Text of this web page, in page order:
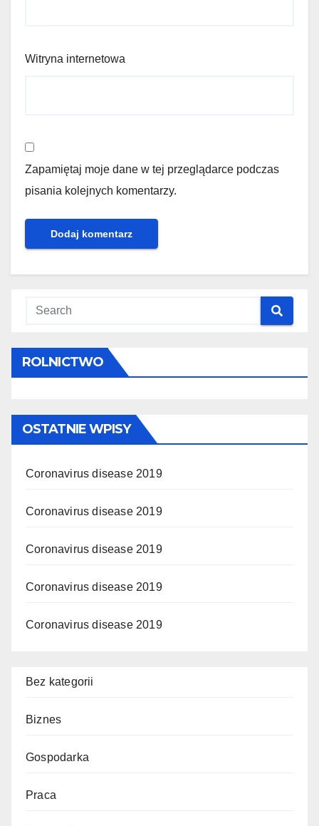
Witryna internetowa
Zapamiętaj moje dane w tej przeglądarce podczas
pisania kolejnych komentarzy.
ROLNICTWO
OSTATNIE WPISY
Coronavirus disease 2019
Coronavirus disease 2019
Coronavirus disease 2019
Coronavirus disease 2019
Coronavirus disease 2019
Bez kategorii
Biznes
Gospodarka
Praca